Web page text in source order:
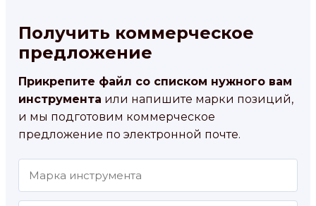
Получить коммерческое
предложение
Прикрепите файл со списком нужного вам
инструмента или напишите марки позиций,
и мы подготовим коммерческое
предложение по электронной почте.